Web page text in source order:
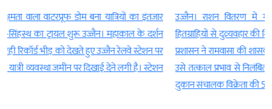
उज्जैन। राशन वितरण में गड़बड़ी, ई-केवाईसी प्रक्रिया में लापरवाही और
हितग्राहियों से दुव्र्यवहार की शिकायत आखिरकार सही साबित हुई। जांच के बाद
प्रशासन ने रामवासा की शासकीय उचित मूल्य दुकान पर बड़ी कार्रवाई करते हुए
उसे तत्काल प्रभाव से निलंबित कर दिया। मामले में उपरोक्त करवाई के साथ ही